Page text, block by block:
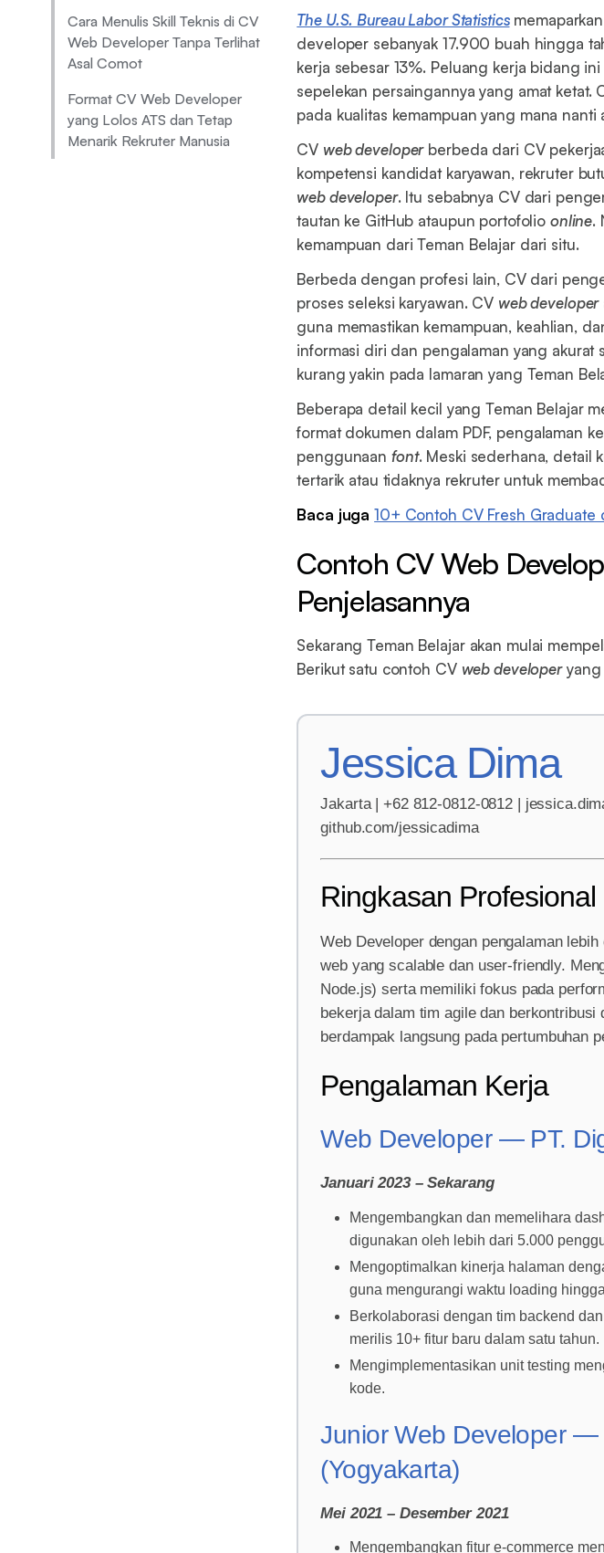
Cara Menulis Skill Teknis di CV
Web Developer Tanpa Terlihat
Asal Comot
Format CV Web Developer
yang Lolos ATS dan Tetap
Menarik Rekruter Manusia
The U.S. Bureau Labor Statistics
developer sebanyak 17.900 buah hingga
kerja sebesar 13%. Peluang kerja bidang
sepelekan persaingannya yang amat ketat.
pada kualitas kemampuan yang mana
CV web developerberbeda dari CV
kompetensi kandidat karyawan, rekruter
web developer. Itu sebabnya CV dari
tautan ke GitHub ataupun portofolio online.
kemampuan dari Teman Belajar dari situ.
Berbeda dengan profesi lain, CV dari
proses seleksi karyawan. CV web developer
guna memastikan kemampuan, keahlian,
informasi diri dan pengalaman yang akurat
kurang yakin pada lamaran yang Teman
Beberapa detail kecil yang Teman Belajar
format dokumen dalam PDF, pengalaman
penggunaan font. Meski sederhana, detail
tertarik atau tidaknya rekruter untuk
Baca juga10+ Contoh CV Fresh Graduate
Contoh CV Web
Penjelasannya
Sekarang Teman Belajar akan mulai
Berikut satu contoh CV web developeryang
Jessica Dima
Jakarta | +62 812-0812-0812 |
github.com/jessicadima
Ringkasan Profesional
Web Developer dengan pengalaman
web yang scalable dan user-friendly.
Node.js) serta memiliki fokus pada
bekerja dalam tim agile dan berkontribusi
berdampak langsung pada pertumbuhan
Pengalaman Kerja
Web Developer — PT.
Januari 2023 – Sekarang
Mengembangkan dan memelihara
digunakan oleh lebih dari 5.000
Mengoptimalkan kinerja halaman
guna mengurangi waktu loading
Berkolaborasi dengan tim backend
merilis 10+ fitur baru dalam satu tahun.
Mengimplementasikan unit testing
kode.
Junior Web Developer —
(Yogyakarta)
Mei 2021 – Desember 2021
Mengembangkan fitur e-commerce